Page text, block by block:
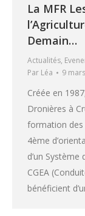
La MFR
Demain…
Actualités,
Par Léa 9
Créée en
Dronières à
formation des
4ème
d’un
CGEA
bénéficient